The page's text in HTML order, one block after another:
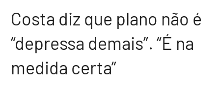
Costa diz que plano não é
“depressa demais”. “É na
medida certa”